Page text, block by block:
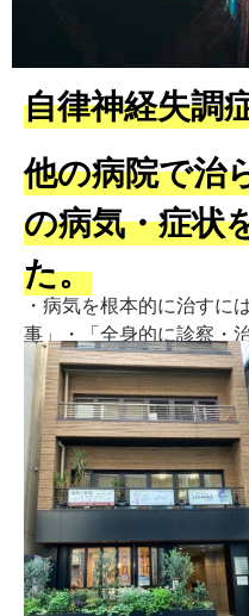
自律神経失調
他の病院で治
の病気・症状
た。
・病気を根本的に治すに
事」・「全身的に診察・